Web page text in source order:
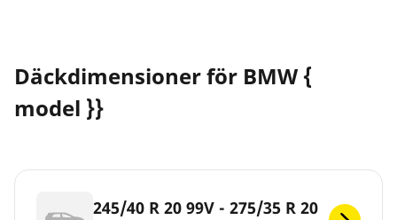
Däckdimensioner för BMW {
model }}
245/40 R 20 99V - 275/35 R 20